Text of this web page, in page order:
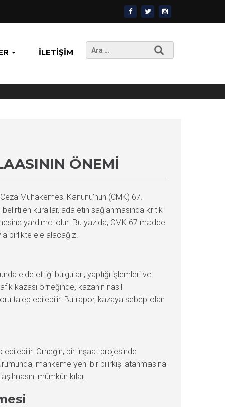
İLETIŞIM
Arama:
ÖNEMI
Muhakemesi Kanunu’nun (CMK) 67.
kurallar, adaletin sağlanmasında kritik
yardımcı olur. Bu yazıda, CMK 67 madde
birlikte ele alacağız.
elde ettiği bulguları, yaptığı işlemleri ve
kazası örneğinde, kazanın nasıl
talep edilebilir. Bu rapor, kazaya sebep olan
Örneğin, bir inşaat projesinde
mahkeme yeni bir bilirkişi atanmasına
mümkün kılar.